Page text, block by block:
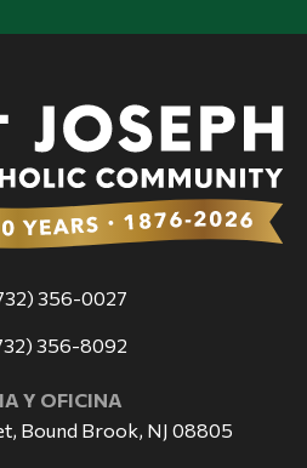
356-0027
356-8092
Y OFICINA
Bound Brook, NJ 08805